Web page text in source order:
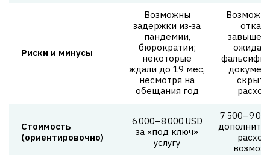
Риски и минусы
Возможны
задержки из‑за
пандемии,
бюрократии;
некоторые
ждали до 19 мес,
несмотря на
обещания год
Стоимость
(ориентировочно)
6 000–8 000 USD
за «под ключ»
услугу
7 500–9